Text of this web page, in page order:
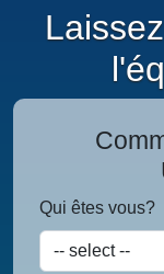
Qui êtes vous?